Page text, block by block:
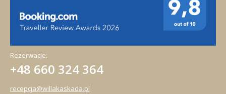
Rezerwacje:
+48 660 324 364
recepcja@willakaskada.pl